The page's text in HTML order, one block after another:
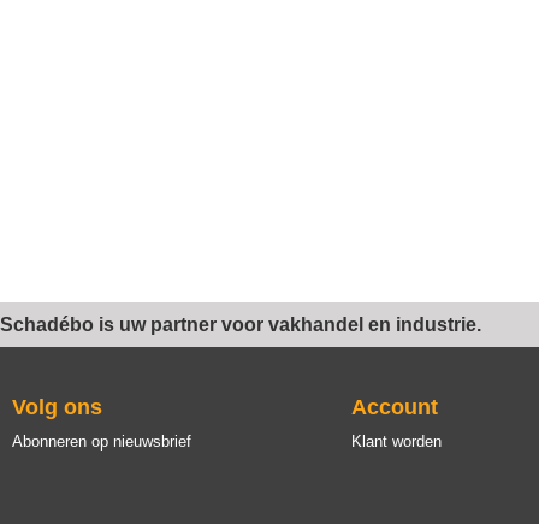
Schadébo is uw partner voor vakhandel en industrie.
Volg ons
Abonneren op nieuwsbrief
Account
Klant worden